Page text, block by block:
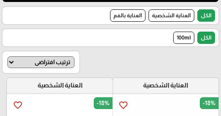
الكل العناية الشخصية العناية بالفم
الكل 100ml
العناية الشخصية
favorite_border -18%
العناية الشخصية
favorite_border -18%